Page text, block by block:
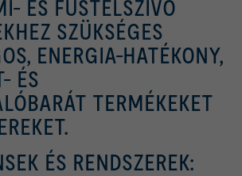
ÉS FÜSTELSZÍVÓ
SZÜKSÉGES
ENERGIA-HATÉKONY,
ÉS
TERMÉKEKET
ÉS RENDSZEREK: